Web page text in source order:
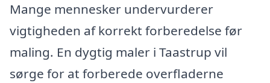
Mange mennesker undervurderer
vigtigheden af korrekt forberedelse før
maling. En dygtig maler i Taastrup vil
sørge for at forberede overfladerne